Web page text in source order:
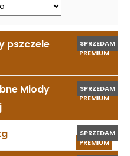
PREMIUM
SPRZEDAM
pszczele
PREMIUM
SPRZEDAM
Miody
PREMIUM
SPRZEDAM